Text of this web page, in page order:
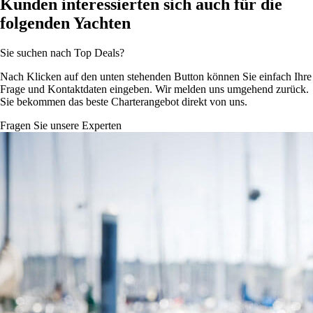
Kunden interessierten sich auch für die
folgenden Yachten
Sie suchen nach Top Deals?
Nach Klicken auf den unten stehenden Button können Sie einfach Ihre
Frage und Kontaktdaten eingeben. Wir melden uns umgehend zurück.
Sie bekommen das beste Charterangebot direkt von uns.
Fragen Sie unsere Experten